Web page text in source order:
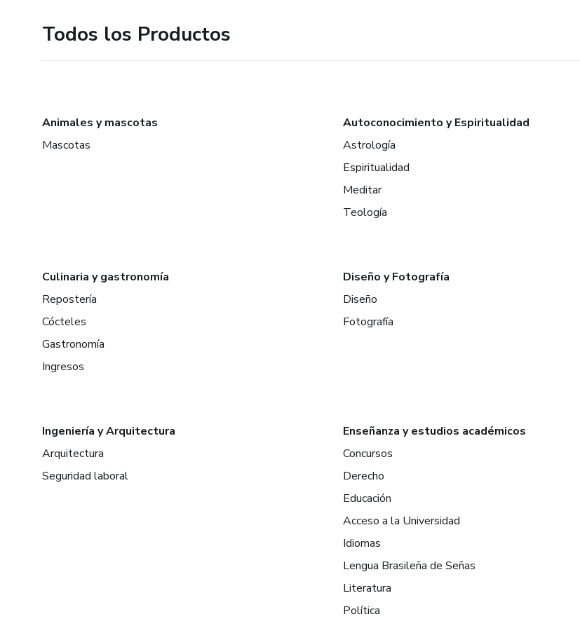
Todos los Productos
Animales y mascotas
Mascotas
Autoconocimiento y Espiritualidad
Astrología
Espiritualidad
Meditar
Teología
Culinaria y gastronomía
Repostería
Cócteles
Gastronomía
Ingresos
Diseño y Fotografía
Diseño
Fotografía
Ingeniería y Arquitectura
Arquitectura
Seguridad laboral
Enseñanza y estudios académicos
Concursos
Derecho
Educación
Acceso a la Universidad
Idiomas
Lengua Brasileña de Señas
Literatura
Política